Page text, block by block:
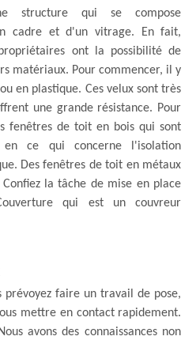
structure qui se compose
cadre et d'un vitrage. En fait,
ont la possibilité de
matériaux. Pour commencer, il y
en plastique. Ces velux sont très
une grande résistance. Pour
fenêtres de toit en bois qui sont
en ce qui concerne l'isolation
Des fenêtres de toit en métaux
la tâche de mise en place
qui est un couvreur
prévoyez faire un travail de pose,
mettre en contact rapidement.
avons des connaissances non